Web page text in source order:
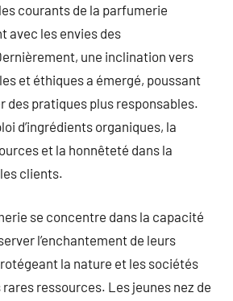
courants de la parfumerie
avec les envies des
une inclination vers
et éthiques a émergé, poussant
des pratiques plus responsables.
d’ingrédients organiques, la
et la honnêteté dans la
clients.
se concentre dans la capacité
l’enchantement de leurs
la nature et les sociétés
ressources. Les jeunes nez de